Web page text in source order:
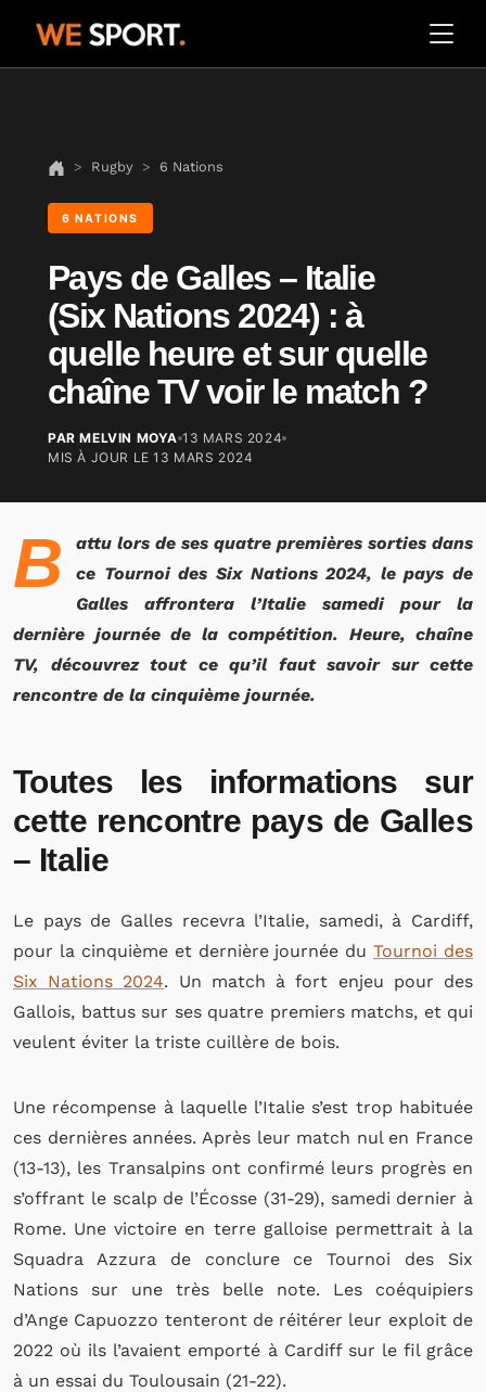
Rugby 6 Nations
6 NATIONS
Pays de Galles – Italie
(Six Nations 2024) : à
quelle heure et sur quelle
chaîne TV voir le match ?
PAR MELVIN MOYA 13 MARS 2024
MIS À JOUR LE13 MARS 2024
B
attu lors de ses quatre premières sorties dans
ce Tournoi des Six Nations 2024, le pays de
Galles affrontera l’Italie samedi pour la
dernière journée de la compétition. Heure, chaîne
TV, découvrez tout ce qu’il faut savoir sur cette
rencontre de la cinquième journée.
Toutes les informations sur
cette rencontre pays de Galles
– Italie
Le pays de Galles recevra l’Italie, samedi, à Cardiff,
pour la cinquième et dernière journée duTournoi des
Six Nations 2024. Un match à fort enjeu pour des
Gallois, battus sur ses quatre premiers matchs, et qui
veulent éviter la triste cuillère de bois.
Une récompense à laquelle l’Italie s’est trop habituée
ces dernières années. Après leur match nul en France
(13-13), les Transalpins ont confirmé leurs progrès en
s’offrant le scalp de l’Écosse (31-29), samedi dernier à
Rome. Une victoire en terre galloise permettrait à la
Squadra Azzura de conclure ce Tournoi des Six
Nations sur une très belle note. Les coéquipiers
d’Ange Capuozzo tenteront de réitérer leur exploit de
2022 où ils l’avaient emporté à Cardiff sur le fil grâce
à un essai du Toulousain (21-22).